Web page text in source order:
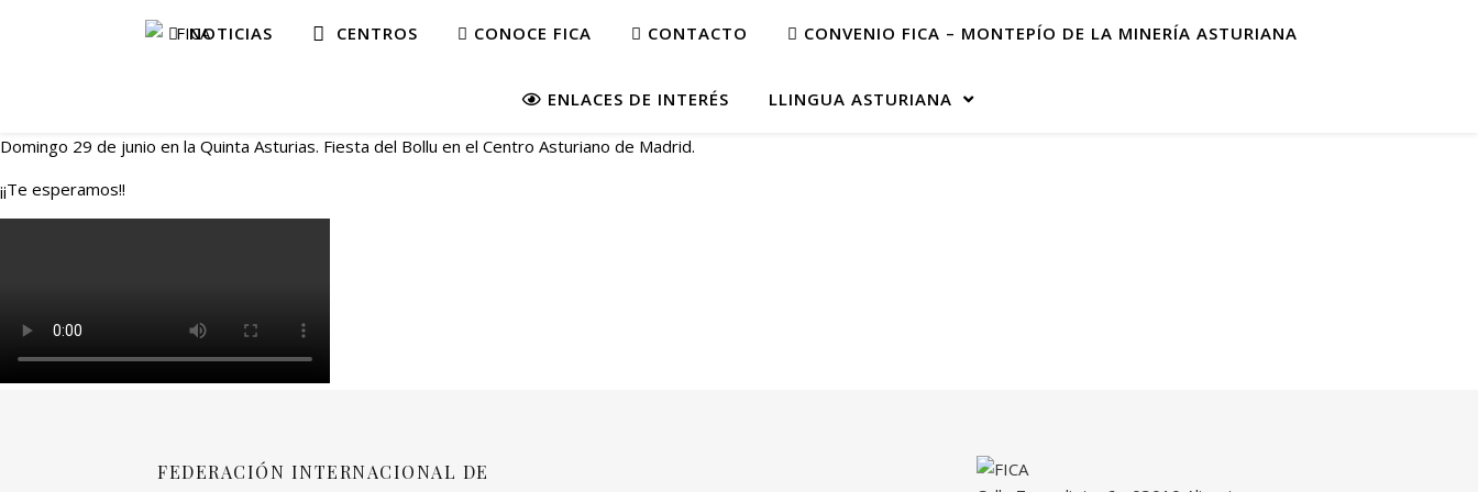
NOTICIAS CENTROS CONOCE FICA CONTACTO CONVENIO FICA – MONTEPÍO DE LA MINERÍA ASTURIANA
ENLACES DE INTERÉS LLINGUA ASTURIANA
Domingo 29 de junio en la Quinta Asturias. Fiesta del Bollu en el Centro Asturiano de Madrid.
¡¡Te esperamos!!
FEDERACIÓN INTERNACIONAL DE